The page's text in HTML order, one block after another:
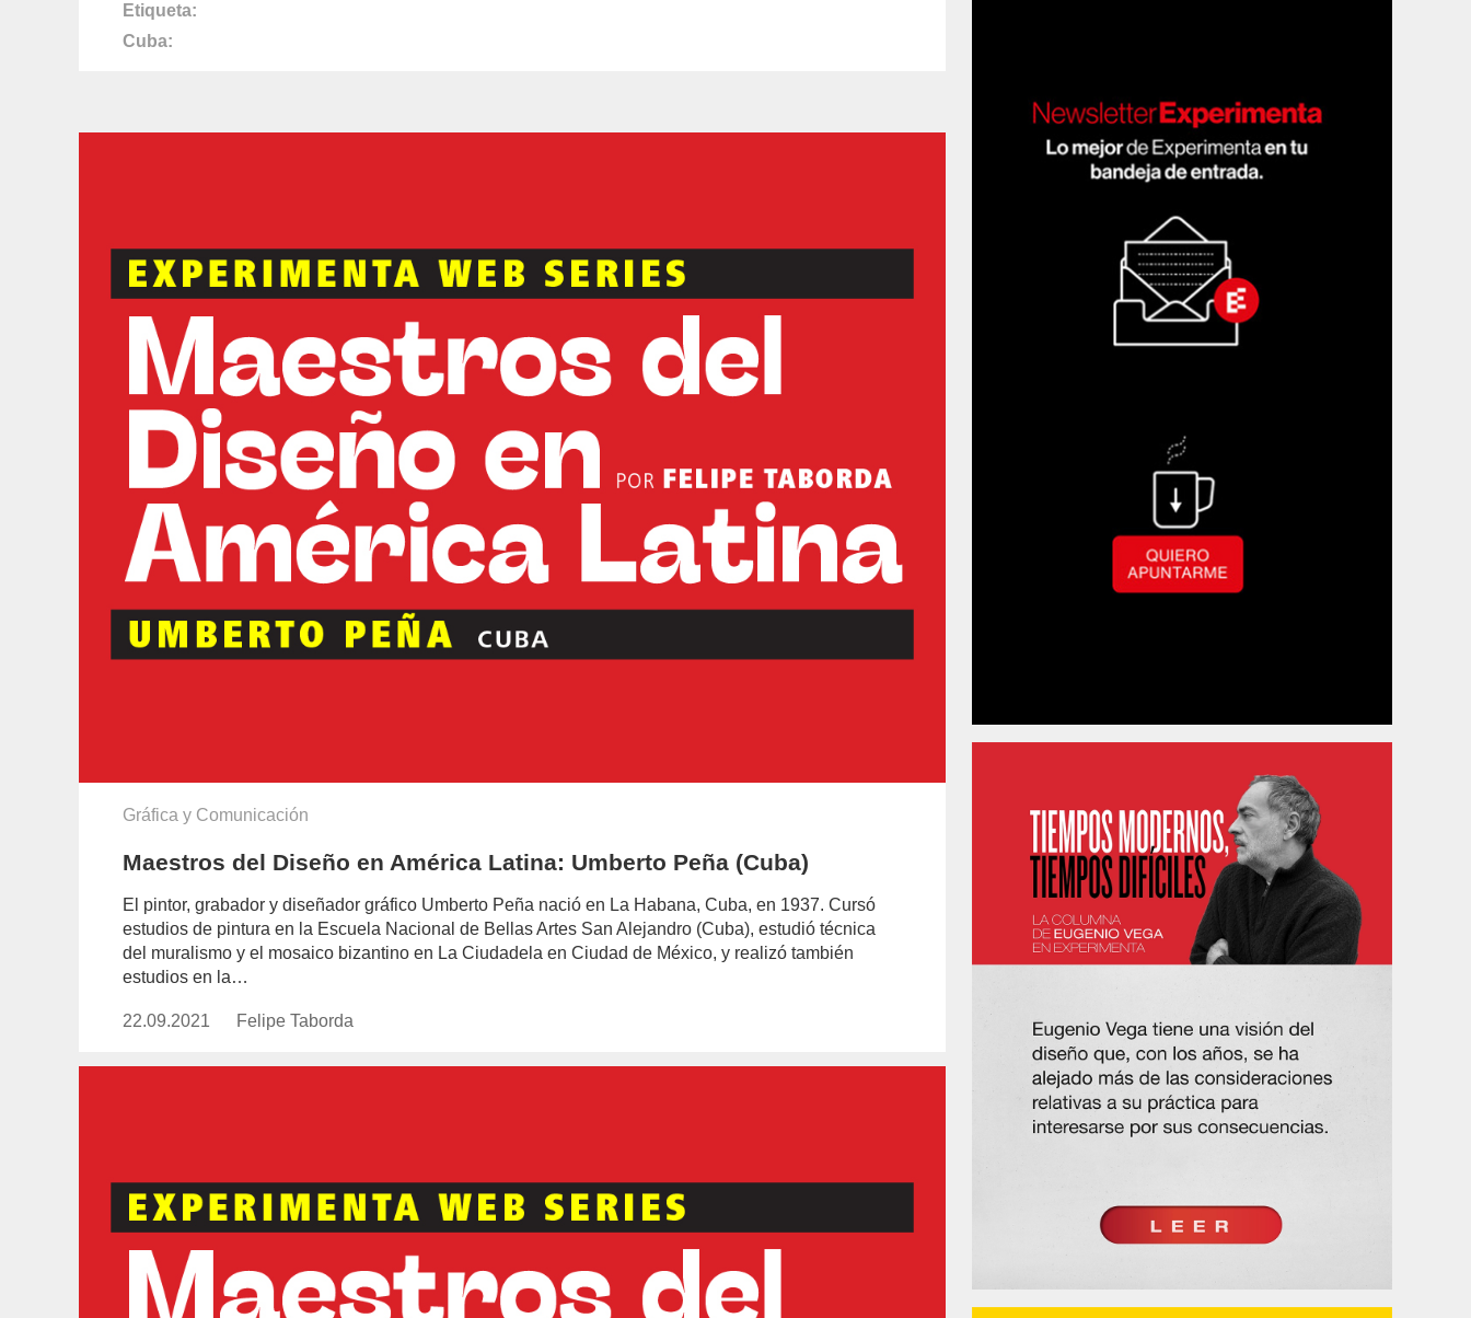
Etiqueta
Cuba
Gráfica y Comunicación
Maestros del Diseño en América Latina: Umberto Peña (Cuba)
El pintor, grabador y diseñador gráfico Umberto Peña nació en La Habana, Cuba, en 1937. Cursó
estudios de pintura en la Escuela Nacional de Bellas Artes San Alejandro (Cuba), estudió técnica
del muralismo y el mosaico bizantino en La Ciudadela en Ciudad de México, y realizó también
estudios en la…
Publicado
22.09.2021
https://www.experimenta.es/author/felipe-
Felipe Taborda